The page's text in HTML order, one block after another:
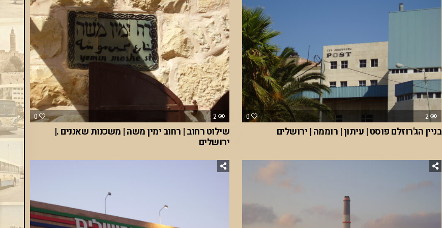
0 2
שילוט רחוב | רחוב ימין משה | משכנות שאננים .|
ירושלים
0 2
בניין הג'רוזלם פוסט | עיתון | רוממה | ירושלים